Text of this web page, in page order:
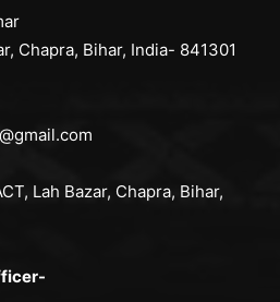
Chapra, Bihar, India- 841301
Lah Bazar, Chapra, Bihar,